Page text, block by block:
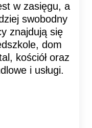
w zasięgu, a
swobodny
znajdują się
dom
kościół oraz
i usługi.